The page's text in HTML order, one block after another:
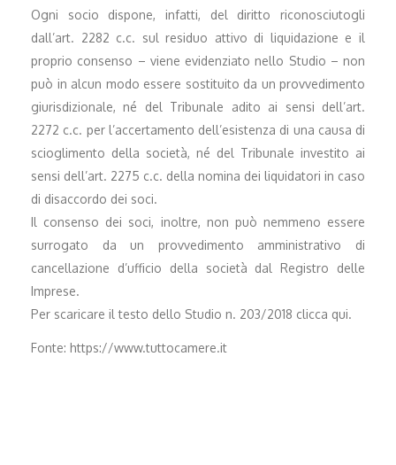
Ogni socio dispone, infatti, del diritto riconosciutogli
dall’art. 2282 c.c. sul residuo attivo di liquidazione e il
proprio consenso – viene evidenziato nello Studio – non
può in alcun modo essere sostituito da un provvedimento
giurisdizionale, né del Tribunale adito ai sensi dell’art.
2272 c.c. per l’accertamento dell’esistenza di una causa di
scioglimento della società, né del Tribunale investito ai
sensi dell’art. 2275 c.c. della nomina dei liquidatori in caso
di disaccordo dei soci.
Il consenso dei soci, inoltre, non può nemmeno essere
surrogato da un provvedimento amministrativo di
cancellazione d’ufficio della società dal Registro delle
Imprese.
Per scaricare il testo dello Studio n. 203/2018 clicca qui.
Fonte: https://www.tuttocamere.it